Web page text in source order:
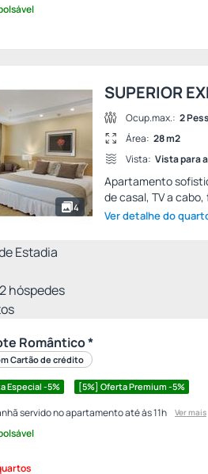
4
SUPERIOR
Ocup.max.: 2
Área: 28 m2
Vista: Vista para
Apartamento
de casal, TV a
Ver detalhe do
Estadia
2hóspedes
Romântico *
Cartão de crédito
Especial -5% [5%] Oferta Premium -5%
servido no apartamento até às 11h Ver mais